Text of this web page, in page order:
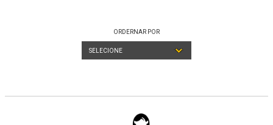
ORDERNAR POR
SELECIONE